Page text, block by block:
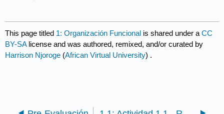
This page titled 1: Organización Funcional is shared under aCC
BY-SA license and was authored, remixed, and/or curated by
Harrison Njoroge (African Virtual University) .